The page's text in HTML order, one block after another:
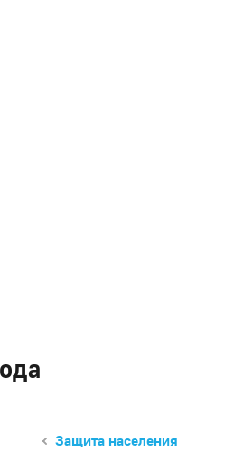
Защита населения